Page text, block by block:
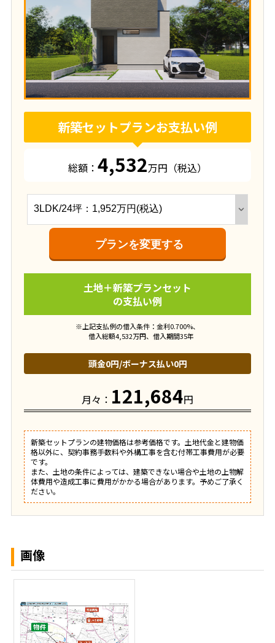
新築セットプランお支払い例
総額： 4,532万円（税込）
プランを変更する
土地＋新築プランセット
の支払い例
※上記支払例の借入条件：金利0.700%、
借入総額4,532万円、借入期間35年
頭金0円/ボーナス払い0円
月々： 121,684円
新築セットプランの建物価格は参考価格です。土地代金と建物価
格以外に、契約事務手数料や外構工事を含む付帯工事費用が必要
です。
また、土地の条件によっては、建築できない場合や土地の上物解
体費用や造成工事に費用がかかる場合があります。予めご了承く
ださい。
画像